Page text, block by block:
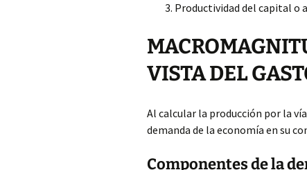
Productividad del capital o
VISTA DEL
Al calcular la producción por la
demanda de la economía en su
Componentes de la